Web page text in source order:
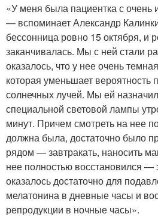
«У меня была пациентка с очень
— вспоминает Александр
бессонница ровно 15 октября, и
заканчивалась. Мы с ней стали
оказалось, что у нее очень
которая уменьшает вероятность
солнечных лучей. Мы ей
специальной световой лампы
минут. Причем смотреть на нее
должна была, достаточно было
рядом — завтракать, наносить
нее полностью восстановился —
оказалось достаточно для
мелатонина в дневные часы и
репродукции в ночные часы».